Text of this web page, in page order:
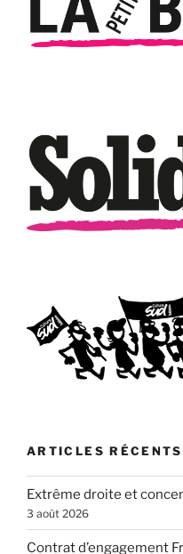
ARTICLES RÉCENTS
Extrême droite et
3 août 2026
Contrat d’engagement